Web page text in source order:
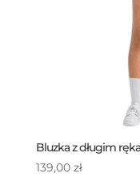
Bluzka z długim
139,00 zł